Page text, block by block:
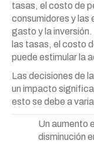
tasas, el costo de
consumidores y las
gasto y la
las tasas, el costo
puede estimular la
Las decisiones de
un impacto
esto se debe a
Un aumento
disminución